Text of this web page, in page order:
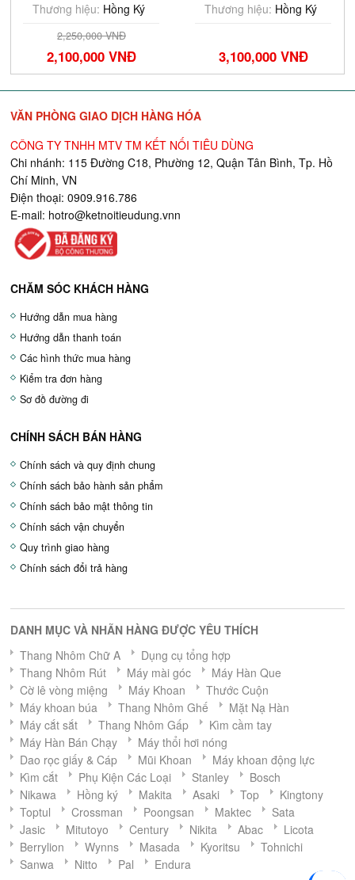
Thương hiệu: Hồng Ký
2,250,000 VNĐ
2,100,000 VNĐ
Thương hiệu: Hồng Ký
3,100,000 VNĐ
VĂN PHÒNG GIAO DỊCH HÀNG HÓA
CÔNG TY TNHH MTV TM KẾT NỐI TIÊU DÙNG
Chi nhánh: 115 Đường C18, Phường 12, Quận Tân Bình, Tp. Hồ
Chí Minh, VN
Điện thoại: 0909.916.786
E-mail: hotro@ketnoitieudung.vnn
CHĂM SÓC KHÁCH HÀNG
Hướng dẫn mua hàng
Hướng dẫn thanh toán
Các hình thức mua hàng
Kiểm tra đơn hàng
Sơ đồ đường đi
CHÍNH SÁCH BÁN HÀNG
Chính sách và quy định chung
Chính sách bảo hành sản phẩm
Chính sách bảo mật thông tin
Chính sách vận chuyển
Quy trình giao hàng
Chính sách đổi trả hàng
DANH MỤC VÀ NHÃN HÀNG ĐƯỢC YÊU THÍCH
Thang Nhôm Chữ A
Dụng cụ tổng hợp
Thang Nhôm Rút
Máy mài góc
Máy Hàn Que
Cờ lê vòng miệng
Máy Khoan
Thước Cuộn
Máy khoan búa
Thang Nhôm Ghế
Mặt Nạ Hàn
Máy cắt sắt
Thang Nhôm Gấp
Kìm cầm tay
Máy Hàn Bán Chạy
Máy thổi hơi nóng
Dao rọc giấy & Cáp
Mũi Khoan
Máy khoan động lực
Kìm cắt
Phụ Kiện Các Loại Stanley
Bosch
Nikawa
Hồng ký Makita Asaki Top
Kingtony
Toptul
Crossman Poongsan Maktec
Sata
Jasic
Mitutoyo Century Nikita Abac
Licota
Berrylion
Wynns Masada Kyoritsu
Tohnichi
Sanwa
Nitto Pal Endura